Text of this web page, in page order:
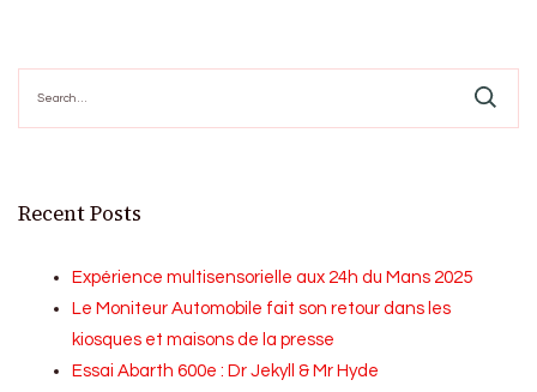
for:
Recent Posts
Expérience multisensorielle aux 24h du Mans 2025
Le Moniteur Automobile fait son retour dans les
kiosques et maisons de la presse
Essai Abarth 600e : Dr Jekyll & Mr Hyde